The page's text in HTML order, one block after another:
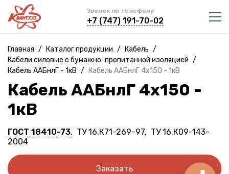
Звонок по телефону
+7 (747) 191-70-02
Главная / Каталог продукции / Кабель /
Кабели силовые с бумажно-пропитанной изоляцией /
Кабель ААБнлГ - 1кВ / Кабель ААБнлГ 4х150 - 1кВ
Кабель ААБнлГ 4х150 -
1кВ
ГОСТ 18410-73, ТУ 16.К71-269-97, ТУ 16.К09-143-
2004
Заказать